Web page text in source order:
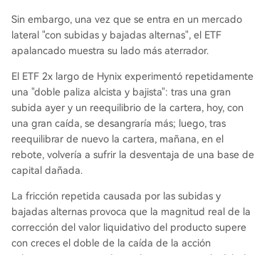
Sin embargo, una vez que se entra en un mercado
lateral "con subidas y bajadas alternas", el ETF
apalancado muestra su lado más aterrador.
El ETF 2x largo de Hynix experimentó repetidamente
una "doble paliza alcista y bajista": tras una gran
subida ayer y un reequilibrio de la cartera, hoy, con
una gran caída, se desangraría más; luego, tras
reequilibrar de nuevo la cartera, mañana, en el
rebote, volvería a sufrir la desventaja de una base de
capital dañada.
La fricción repetida causada por las subidas y
bajadas alternas provoca que la magnitud real de la
corrección del valor liquidativo del producto supere
con creces el doble de la caída de la acción